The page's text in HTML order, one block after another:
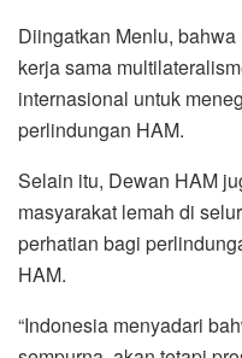
Diingatkan Menlu,
kerja sama
internasional untuk
perlindungan HAM.
Selain itu, Dewan HAM
masyarakat lemah di
perhatian bagi
HAM.
“Indonesia menyadari